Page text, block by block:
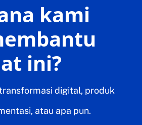
kami
ini?
digital, produk
atau apa pun.